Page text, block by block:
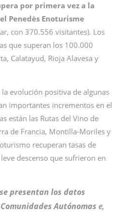
por primera vez a la
Penedès Enoturisme
con 370.556 visitantes). Los
que superan los 100.000
Calatayud, Rioja Alavesa y
evolución positiva de algunas
importantes incrementos en el
están las Rutas del Vino de
de Francia, Montilla-Moriles y
recuperan tasas de
descenso que sufrieron en
presentan los datos
Autónomas e,